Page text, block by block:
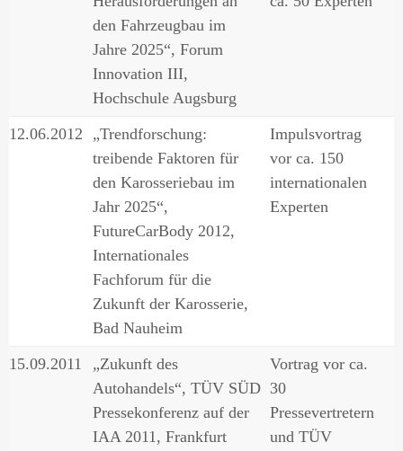
den Fahrzeugbau im
Jahre 2025“, Forum
Innovation III,
Hochschule Augsburg
12.06.2012
„Trendforschung:
treibende Faktoren für
den Karosseriebau im
Jahr 2025“,
FutureCarBody 2012,
Internationales
Fachforum für die
Zukunft der Karosserie,
Bad Nauheim
Impulsvortrag
vor ca. 150
internationalen
Experten
15.09.2011
„Zukunft des
Autohandels“, TÜV SÜD
Pressekonferenz auf der
IAA 2011, Frankfurt
Vortrag vor ca.
30
Pressevertretern
und TÜV